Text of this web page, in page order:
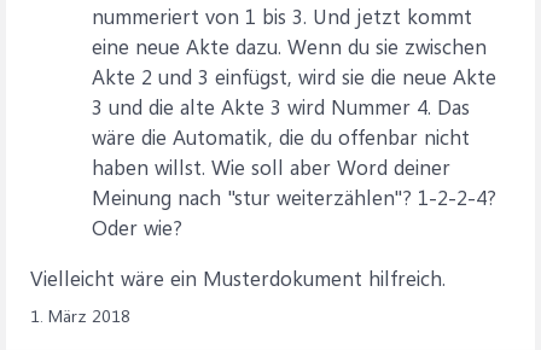
nummeriert von 1 bis 3. Und jetzt kommt
eine neue Akte dazu. Wenn du sie zwischen
Akte 2 und 3 einfügst, wird sie die neue Akte
3 und die alte Akte 3 wird Nummer 4. Das
wäre die Automatik, die du offenbar nicht
haben willst. Wie soll aber Word deiner
Meinung nach "stur weiterzählen"? 1-2-2-4?
Oder wie?
Vielleicht wäre ein Musterdokument hilfreich.
1. März 2018